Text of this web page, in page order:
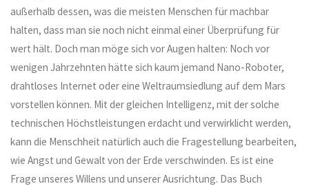
außerhalb dessen, was die meisten Menschen für machbar
halten, dass man sie noch nicht einmal einer Überprüfung für
wert hält. Doch man möge sich vor Augen halten: Noch vor
wenigen Jahrzehnten hätte sich kaum jemand Nano-Roboter,
drahtloses Internet oder eine Weltraumsiedlung auf dem Mars
vorstellen können. Mit der gleichen Intelligenz, mit der solche
technischen Höchstleistungen erdacht und verwirklicht werden,
kann die Menschheit natürlich auch die Fragestellung bearbeiten,
wie Angst und Gewalt von der Erde verschwinden. Es ist eine
Frage unseres Willens und unserer Ausrichtung. Das Buch